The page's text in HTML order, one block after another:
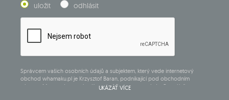
uložit odhlásit
Správcem vašich osobních údajů a subjektem, který vede internetový
obchod whamaku.pl je Krzysztof Baran, podnikající pod obchodním
názvem: Mouton Interactive Krzysztof Baran zapsaný do Centrálního
UKÁZAT VÍCE